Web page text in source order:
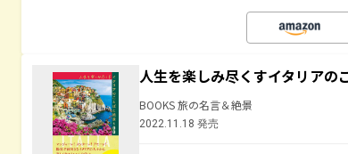
人生を楽しみ尽くすイタリアの
BOOKS 旅の名言＆絶景
2022.11.18 発売